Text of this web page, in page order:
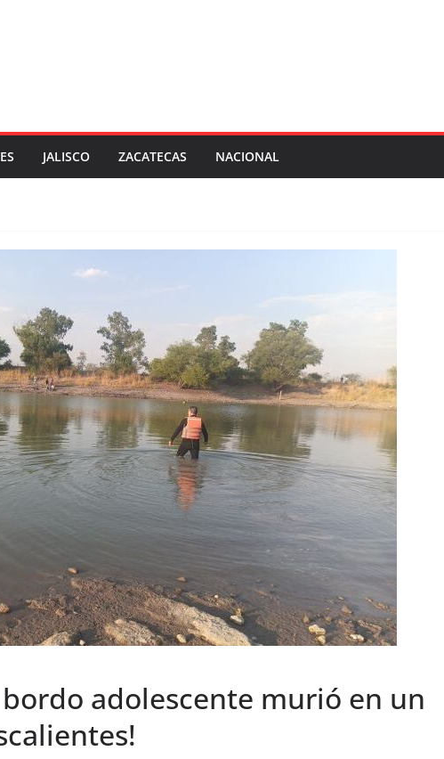
JALISCO ZACATECAS NACIONAL
bordo adolescente murió en un